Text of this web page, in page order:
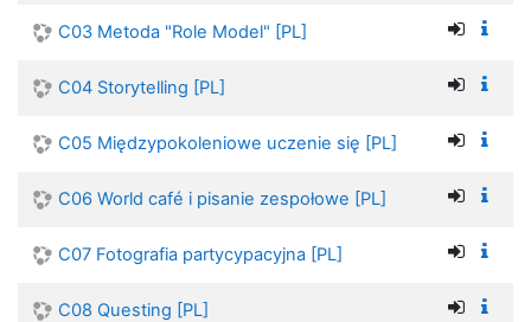
C03 Metoda "Role Model" [PL]
C04 Storytelling [PL]
C05 Międzypokoleniowe uczenie się [PL]
C06 World café i pisanie zespołowe [PL]
C07 Fotografia partycypacyjna [PL]
C08 Questing [PL]